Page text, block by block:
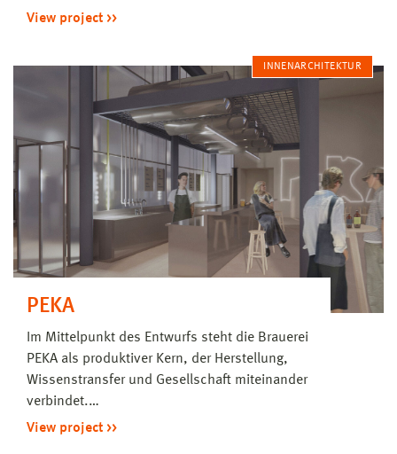
View project
INNENARCHITEKTUR
PEKA
Im Mittelpunkt des Entwurfs steht die Brauerei
PEKA als produktiver Kern, der Herstellung,
Wissenstransfer und Gesellschaft miteinander
verbindet.…
View project